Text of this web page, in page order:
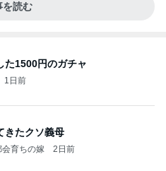
を読む
た1500円のガチャ
1日前
きたクソ義母
育ちの嫁 2日前